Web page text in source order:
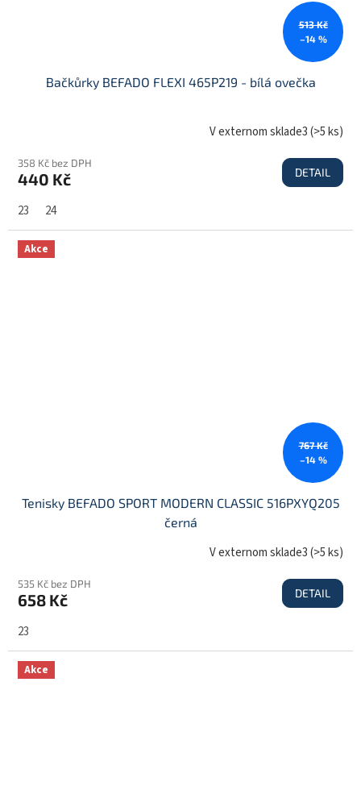
513 Kč
–14 %
Bačkůrky BEFADO FLEXI 465P219 - bílá ovečka
V externom sklade3(>5 ks)
358 Kč bez DPH
440 Kč DETAIL
23 24
Akce
767 Kč
–14 %
Tenisky BEFADO SPORT MODERN CLASSIC 516PXYQ205
černá
V externom sklade3(>5 ks)
535 Kč bez DPH
658 Kč DETAIL
23
Akce